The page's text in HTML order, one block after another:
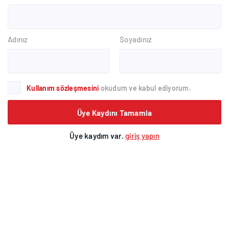
Adınız Soyadınız
Kullanım sözleşmesini okudum ve kabul ediyorum.
Üye Kaydını Tamamla
Üye kaydım var. giriş yapın